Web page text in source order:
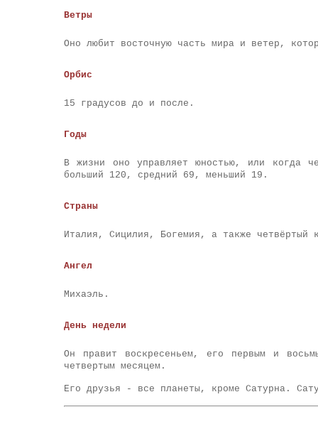
Ветры
Оно любит восточную часть мира и ветер,
Орбис
15 градусов до и после.
Годы
В жизни оно управляет юностью, или когда
больший 120, средний 69, меньший 19.
Страны
Италия, Сицилия, Богемия, а также четвёртый
Ангел
Михаэль.
День недели
Он правит воскресеньем, его первым и
четвертым месяцем.
Его друзья - все планеты, кроме Сатурна.